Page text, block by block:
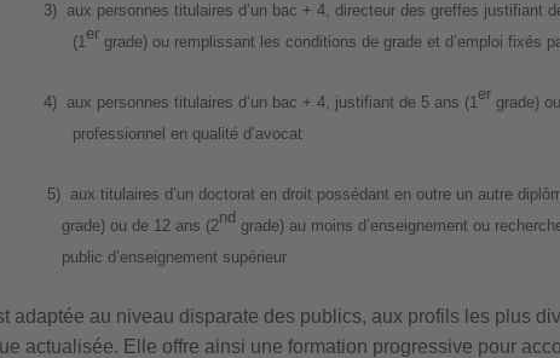
3) aux personnes titulaires d’un bac + 4, directeur des greffes justifiant
(1er grade) ou remplissant les conditions de grade et d’emploi fixés
4) aux personnes titulaires d’un bac + 4, justifiant de 5 ans (1er grade)
professionnel en qualité d’avocat
5) aux titulaires d’un doctorat en droit possédant en outre un autre
grade) ou de 12 ans (2nd grade) au moins d’enseignement ou
public d’enseignement supérieur
adaptée au niveau disparate des publics, aux profils les plus
actualisée. Elle offre ainsi une formation progressive pour